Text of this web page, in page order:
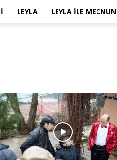
LEYLA LEYLA ILE MECNUN